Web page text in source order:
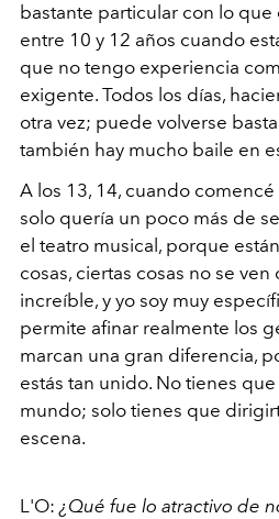
bastante particular con lo que
entre 10 y 12 años cuando
que no tengo experiencia
exigente. Todos los días,
otra vez; puede volverse
también hay mucho baile en
A los 13, 14, cuando
solo quería un poco más de
el teatro musical, porque
cosas, ciertas cosas no se
increíble, y yo soy muy
permite afinar realmente los
marcan una gran diferencia,
estás tan unido. No tienes
mundo; solo tienes que
escena.
L'O: ¿Qué fue lo atractivo de